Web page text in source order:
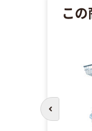
こ
前のスライ